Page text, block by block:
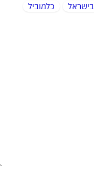
כלמוביל